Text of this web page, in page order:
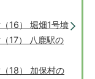
16） 堀畑1号墳
17） 八鹿駅の
18） 加保村の